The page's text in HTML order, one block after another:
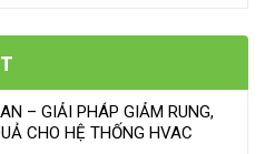
– GIẢI PHÁP GIẢM RUNG,
CHO HỆ THỐNG HVAC